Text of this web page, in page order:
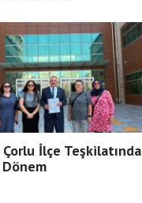
Çorlu İlçe Teşkilatında